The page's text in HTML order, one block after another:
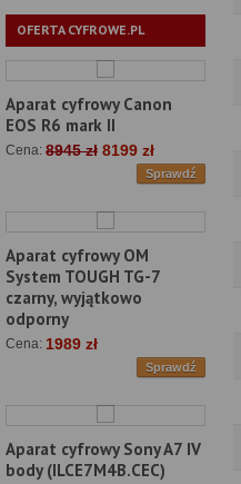
OFERTA CYFROWE.PL
Aparat cyfrowy Canon
EOS R6 mark II
Cena: 8945 zł 8199 zł
Sprawdź
Aparat cyfrowy OM
System TOUGH TG-7
czarny, wyjątkowo
odporny
Cena: 1989 zł
Sprawdź
Aparat cyfrowy Sony A7 IV
body (ILCE7M4B.CEC)